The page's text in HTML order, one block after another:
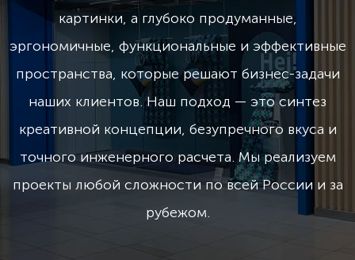
картинки, а глубоко продуманные,
эргономичные, функциональные и эффективные
пространства, которые решают бизнес-задачи
наших клиентов. Наш подход — это синтез
креативной концепции, безупречного вкуса и
точного инженерного расчета. Мы реализуем
проекты любой сложности по всей России и за
рубежом.